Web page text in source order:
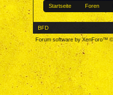
Startseite Foren
BFD
Forum software by XenForo™